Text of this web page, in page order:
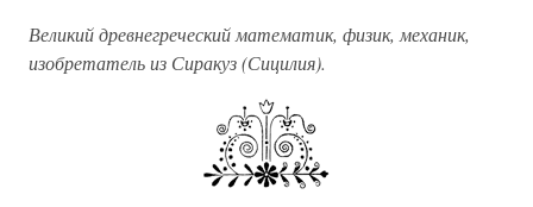
Великий древнегреческий математик, физик, механик,
изобретатель из Сиракуз (Сицилия).